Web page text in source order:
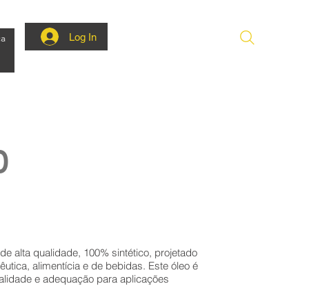
Log In
alta qualidade, 100% sintético, projetado
alimentícia e de bebidas. Este óleo é
e adequação para aplicações